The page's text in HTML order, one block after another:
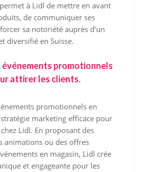
à Lidl de mettre en avant
de communiquer ses
sa notoriété auprès d’un
diversifié en Suisse.
événements promotionnels
attirer les clients.
promotionnels en
marketing efficace pour
Lidl. En proposant des
animations ou des offres
en magasin, Lidl crée
et engageante pour les